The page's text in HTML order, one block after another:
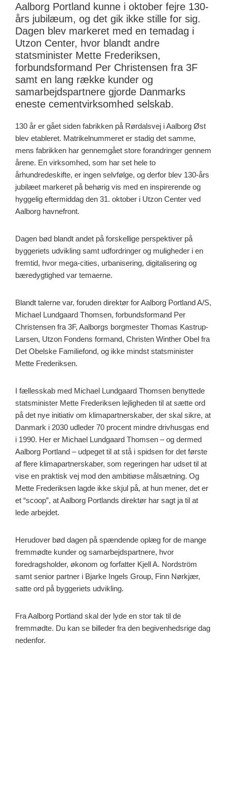
Aalborg Portland kunne i oktober fejre 130-
års jubilæum, og det gik ikke stille for sig.
Dagen blev markeret med en temadag i
Utzon Center, hvor blandt andre
statsminister Mette Frederiksen,
forbundsformand Per Christensen fra 3F
samt en lang række kunder og
samarbejdspartnere gjorde Danmarks
eneste cementvirksomhed selskab.
130 år er gået siden fabrikken på Rørdalsvej i Aalborg Øst
blev etableret. Matrikelnummeret er stadig det samme,
mens fabrikken har gennemgået store forandringer gennem
årene. En virksomhed, som har set hele to
århundredeskifte, er ingen selvfølge, og derfor blev 130-års
jubilæet markeret på behørig vis med en inspirerende og
hyggelig eftermiddag den 31. oktober i Utzon Center ved
Aalborg havnefront.
Dagen bød blandt andet på forskellige perspektiver på
byggeriets udvikling samt udfordringer og muligheder i en
fremtid, hvor mega-cities, urbanisering, digitalisering og
bæredygtighed var temaerne.
Blandt talerne var, foruden direktør for Aalborg Portland A/S,
Michael Lundgaard Thomsen, forbundsformand Per
Christensen fra 3F, Aalborgs borgmester Thomas Kastrup-
Larsen, Utzon Fondens formand, Christen Winther Obel fra
Det Obelske Familiefond, og ikke mindst statsminister
Mette Frederiksen.
I fællesskab med Michael Lundgaard Thomsen benyttede
statsminister Mette Frederiksen lejligheden til at sætte ord
på det nye initiativ om klimapartnerskaber, der skal sikre, at
Danmark i 2030 udleder 70 procent mindre drivhusgas end
i 1990. Her er Michael Lundgaard Thomsen – og dermed
Aalborg Portland – udpeget til at stå i spidsen for det første
af flere klimapartnerskaber, som regeringen har udset til at
vise en praktisk vej mod den ambitiøse målsætning. Og
Mette Frederiksen lagde ikke skjul på, at hun mener, det er
et “scoop”, at Aalborg Portlands direktør har sagt ja til at
lede arbejdet.
Herudover bød dagen på spændende oplæg for de mange
fremmødte kunder og samarbejdspartnere, hvor
foredragsholder, økonom og forfatter Kjell A. Nordström
samt senior partner i Bjarke Ingels Group, Finn Nørkjær,
satte ord på byggeriets udvikling.
Fra Aalborg Portland skal der lyde en stor tak til de
fremmødte. Du kan se billeder fra den begivenhedsrige dag
nedenfor.